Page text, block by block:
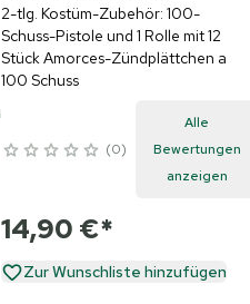
2-tlg. Kostüm-Zubehör: 100-
Schuss-Pistole und 1 Rolle mit 12
Stück Amorces-Zündplättchen a
100 Schuss
0
Alle
Bewertungen
anzeigen
14,90 €*
Zur Wunschliste hinzufügen